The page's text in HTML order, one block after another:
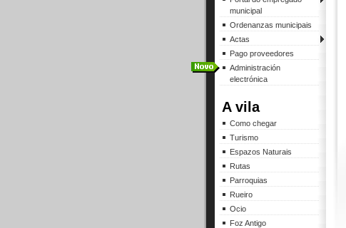
municipal
Ordenanzas municipais
Actas
Pago proveedores
Administración
electrónica
A vila
Como chegar
Turismo
Espazos Naturais
Rutas
Parroquias
Rueiro
Ocio
Foz Antigo